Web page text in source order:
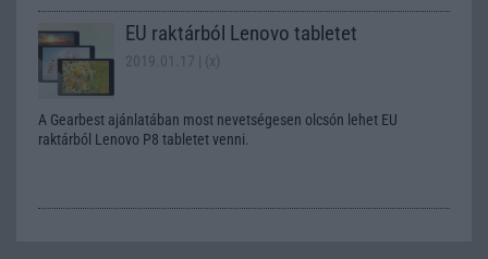
EU raktárból Lenovo tabletet
2019.01.17 | (x)
A Gearbest ajánlatában most nevetségesen olcsón lehet EU
raktárból Lenovo P8 tabletet venni.